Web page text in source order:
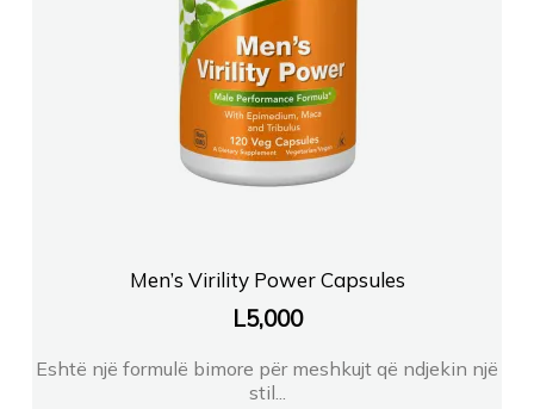
Men’s Virility Power Capsules
L5,000
Eshtë një formulë bimore për meshkujt që ndjekin një
stil...